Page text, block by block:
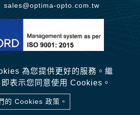
為您提供更好的服務。繼
表示您同意使用 Cookies。
的 Cookies 政策。
sales@optima-opto.com.tw
Atteipo. 網站地圖